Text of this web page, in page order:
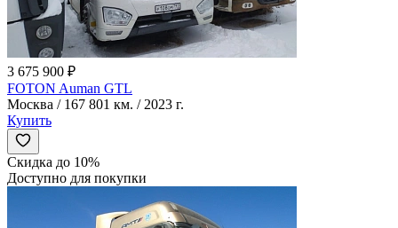
3 675 900 ₽
FOTON Auman GTL
Москва / 167 801 км. / 2023 г.
Купить
Скидка до 10%
Доступно для покупки